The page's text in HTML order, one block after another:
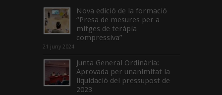
Nova edició de la formació
“Presa de mesures per a
mitges de teràpia
compressiva”
21 juny 2024
Junta General Ordinària:
Aprovada per unanimitat la
liquidació del pressupost de
2023